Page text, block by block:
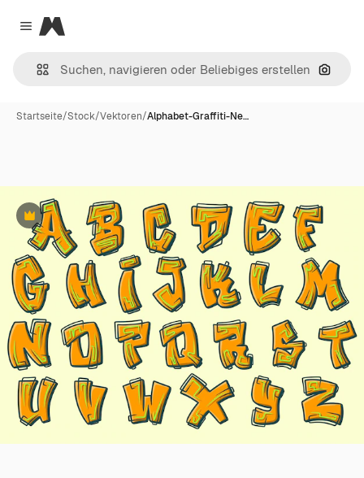
Close menu
Magnific
Nach
Startseite/Stock/Vektoren/Alphabet-Graffiti-Ne…
Premium